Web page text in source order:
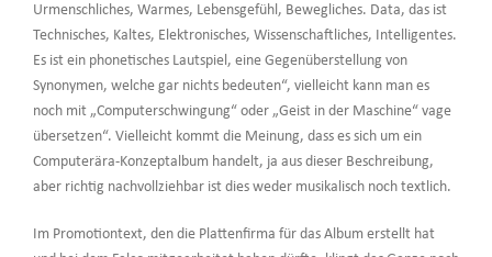
Urmenschliches, Warmes, Lebensgefühl, Bewegliches. Data, das ist
Technisches, Kaltes, Elektronisches, Wissenschaftliches, Intelligentes.
Es ist ein phonetisches Lautspiel, eine Gegenüberstellung von
Synonymen, welche gar nichts bedeuten“, vielleicht kann man es
noch mit „Computerschwingung“ oder „Geist in der Maschine“ vage
übersetzen“. Vielleicht kommt die Meinung, dass es sich um ein
Computerära-Konzeptalbum handelt, ja aus dieser Beschreibung,
aber richtig nachvollziehbar ist dies weder musikalisch noch textlich.
Im Promotiontext, den die Plattenfirma für das Album erstellt hat